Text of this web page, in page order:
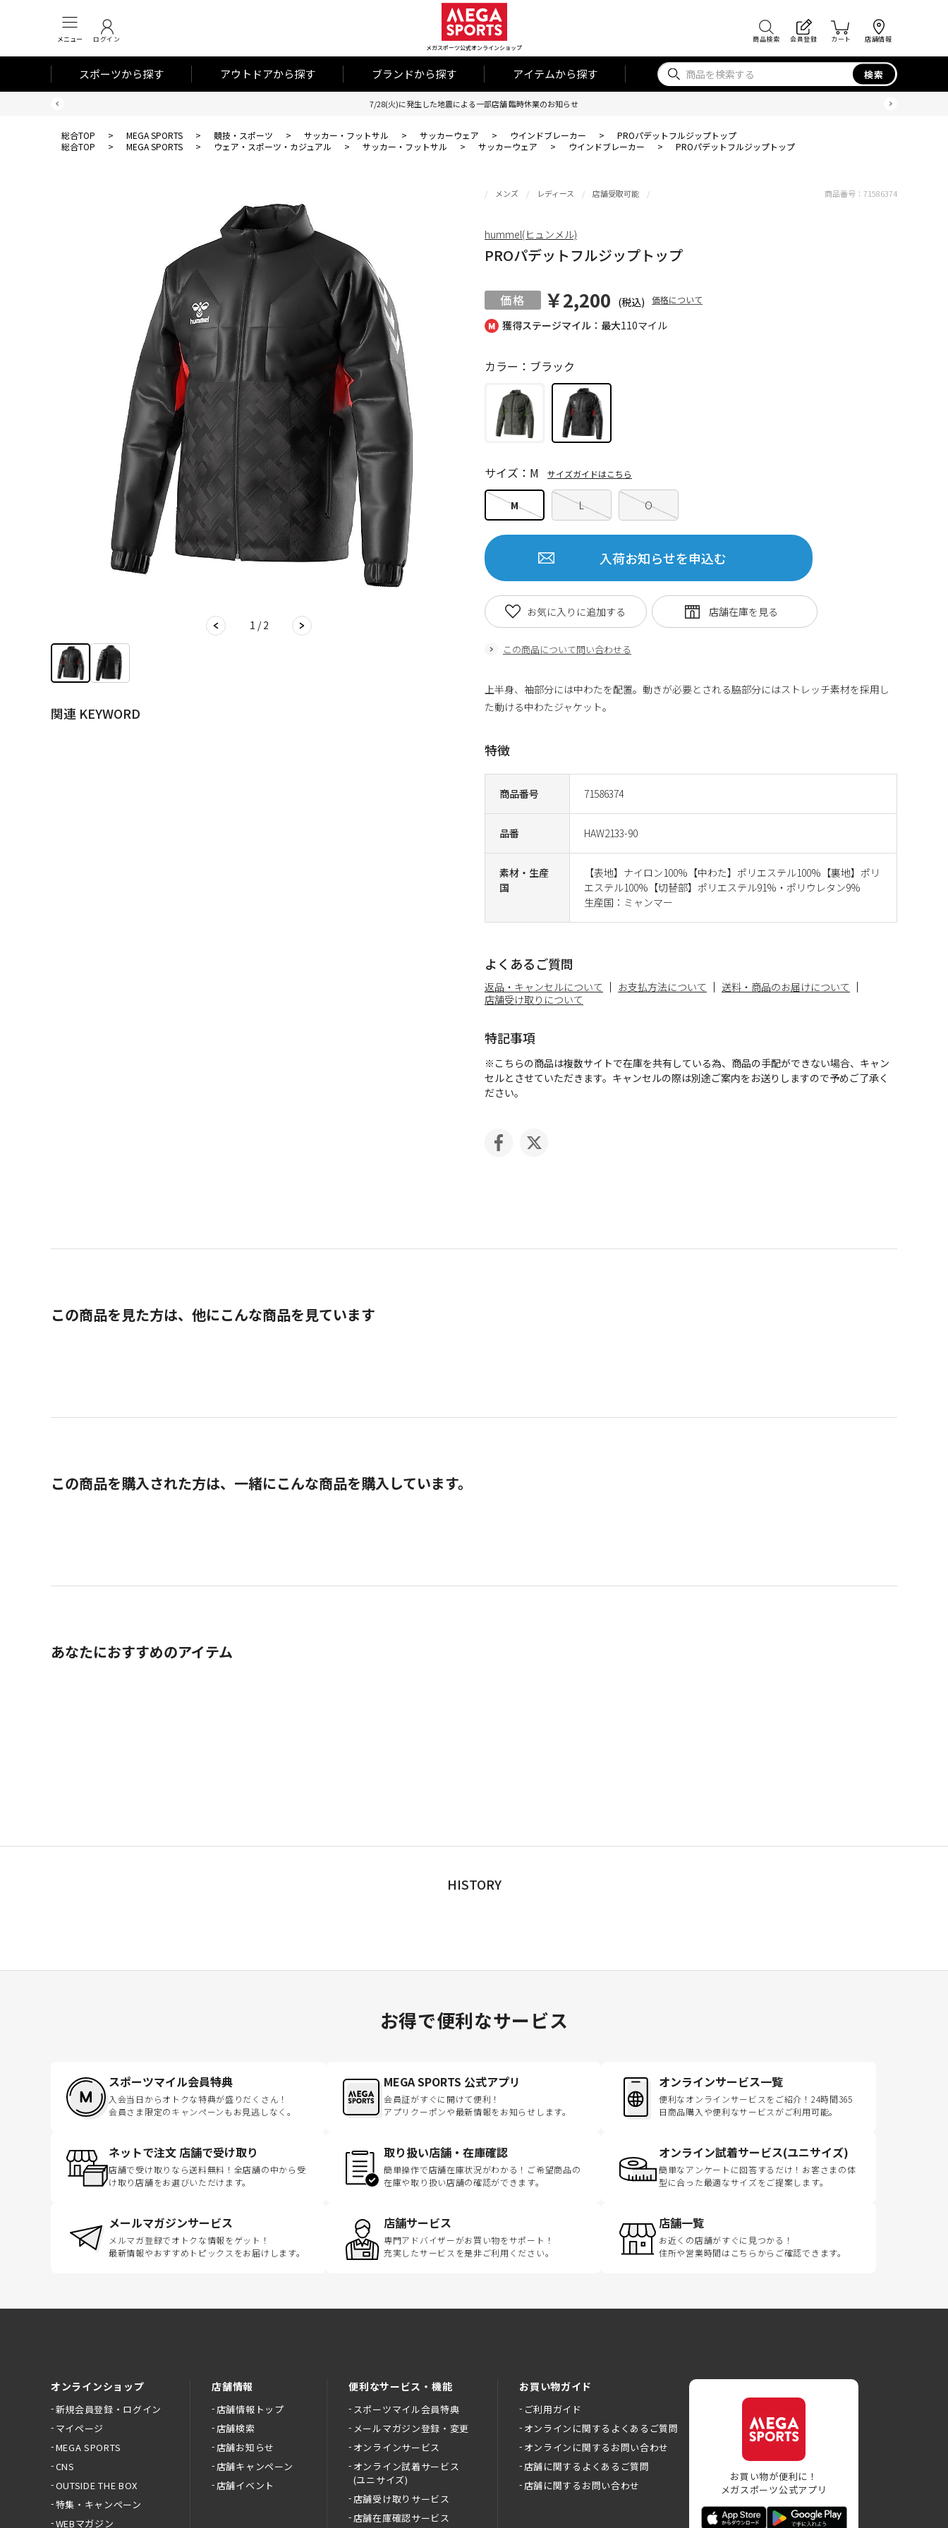
メニュー ログイン
メガスポーツ公式オンラインショップ
商品検索 会員登録 カート 店舗情報
スポーツから探す アウトドアから探す ブランドから探す アイテムから探す 検索
7/28(火)に発生した地震による一部店舗 臨時休業のお知らせ
総合TOP > MEGA SPORTS > 競技・スポーツ > サッカー・フットサル > サッカーウェア > ウインドブレーカー >
PROパデットフルジップトップ
総合TOP
> MEGA SPORTS > ウェア・スポーツ・カジュアル > サッカー・フットサル > サッカーウェア > ウインドブレーカー > PROパデットフルジップトップ
1 / 2
関連 KEYWORD
獲得ステージマイル：最大110マイル
メンズ レディース 店舗受取可能
PROパデットフルジップトップ
￥2,200 (税込) 価格について
商品番号 71586374
品番 HAW2133-90
素材・生産
国
【表地】ナイロン100%【中わた】ポリエステル100%【裏地】ポリ
エステル100%【切替部】ポリエステル91%・ポリウレタン9%
生産国：ミャンマー
カラー：ブラック
M L O
サイズ：M サイズガイドはこちら
入荷お知らせを申込む
この商品について問い合わせる
お気に入りに追加する
商品番号： 71586374
hummel(ヒュンメル)
上半身、袖部分には中わたを配置。動きが必要とされる脇部分にはストレッチ素材を採用し
た動ける中わたジャケット。
特徴
よくあるご質問
返品・キャンセルについて お支払方法について
送料・商品のお届けについて
店舗受け取りについて
特記事項
※こちらの商品は複数サイトで在庫を共有している為、商品の手配ができない場合、キャン
セルとさせていただきます。キャンセルの際は別途ご案内をお送りしますので予めご了承く
ださい。
この商品を見た方は、他にこんな商品を見ています
この商品を購入された方は、一緒にこんな商品を購入しています。
あなたにおすすめのアイテム
HISTORY
お得で便利なサービス
スポーツマイル会員特典
入会当日からオトクな特典が盛りだくさん！
会員さま限定のキャンペーンもお見逃しなく。
MEGA SPORTS 公式アプリ
会員証がすぐに開けて便利！
アプリクーポンや最新情報をお知らせします。
オンラインサービス一覧
便利なオンラインサービスをご紹介！24時間365
日商品購入や便利なサービスがご利用可能。
ネットで注文 店舗で受け取り
店舗で受け取りなら送料無料！全店舗の中から受
け取り店舗をお選びいただけます。
取り扱い店舗・在庫確認
簡単操作で店舗在庫状況がわかる！ご希望商品の
在庫や取り扱い店舗の確認ができます。
オンライン試着サービス(ユニサイズ)
簡単なアンケートに回答するだけ！お客さまの体
型に合った最適なサイズをご提案します。
メールマガジンサービス
メルマガ登録でオトクな情報をゲット！
最新情報やおすすめトピックスをお届けします。
店舗サービス
専門アドバイザーがお買い物をサポート！
充実したサービスを是非ご利用ください。
店舗一覧
お近くの店舗がすぐに見つかる！
住所や営業時間はこちらからご確認できます。
オンラインショップ
新規会員登録・ログイン
マイページ
MEGA SPORTS
CNS
OUTSIDE THE BOX
特集・キャンペーン
WEBマガジン
店舗情報
店舗情報トップ
店舗検索
店舗お知らせ
店舗キャンペーン
店舗イベント
便利なサービス・機能
スポーツマイル会員特典
メールマガジン登録・変更
オンラインサービス
オンライン試着サービス
(ユニサイズ)
店舗受け取りサービス
店舗在庫確認サービス
お買い物ガイド
ご利用ガイド
オンラインに関するよくあるご質問
オンラインに関するお問い合わせ
店舗に関するよくあるご質問
店舗に関するお問い合わせ
お買い物が便利に！
メガスポーツ公式アプリ